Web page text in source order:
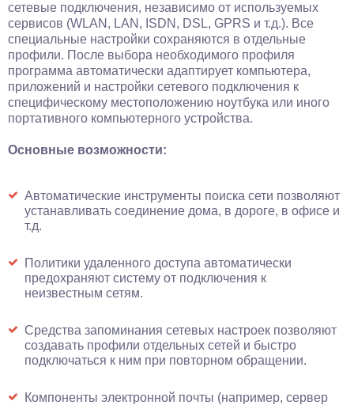
сетевые подключения, независимо от используемых
сервисов (WLAN, LAN, ISDN, DSL, GPRS и т.д.). Все
специальные настройки сохраняются в отдельные
профили. После выбора необходимого профиля
программа автоматически адаптирует компьютера,
приложений и настройки сетевого подключения к
специфическому местоположению ноутбука или иного
портативного компьютерного устройства.
Основные возможности:
Автоматические инструменты поиска сети позволяют
устанавливать соединение дома, в дороге, в офисе и
т.д.
Политики удаленного доступа автоматически
предохраняют систему от подключения к
неизвестным сетям.
Средства запоминания сетевых настроек позволяют
создавать профили отдельных сетей и быстро
подключаться к ним при повторном обращении.
Компоненты электронной почты (например, сервер